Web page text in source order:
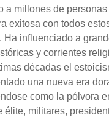
a millones de
exitosa con todos
Ha influenciado a
y corrientes
décadas el
una nueva era
como la pólvora
élite, militares,